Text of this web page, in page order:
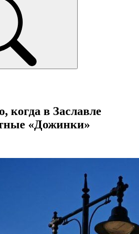
когда в Заславле
«Дожинки»